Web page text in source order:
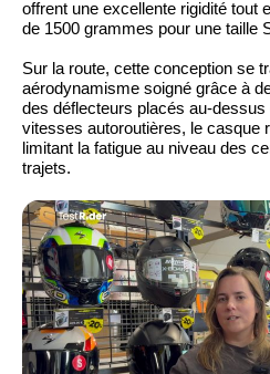
offrent une excellente rigidité tout
de 1500 grammes pour une taille
Sur la route, cette conception se
aérodynamisme soigné grâce à
des déflecteurs placés au-
vitesses autoroutières, le casque
limitant la fatigue au niveau des
trajets.